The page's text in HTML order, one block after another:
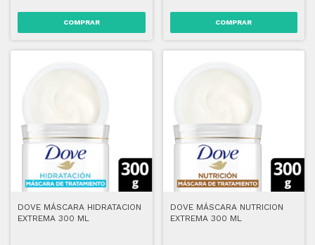
DOVE MÁSCARA HIDRATACION
EXTREMA 300 ML
DOVE MÁSCARA NUTRICION
EXTREMA 300 ML